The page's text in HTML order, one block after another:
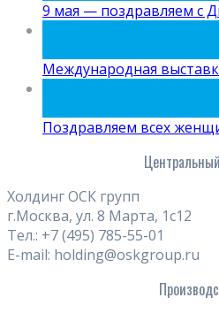
9 мая — поздравляем с
Международная
Поздравляем всех
Холдинг ОСК групп
г.Москва, ул. 8 Марта, 1с12
Тел.: +7 (495) 785-55-01
E-mail: holding@oskgroup.ru